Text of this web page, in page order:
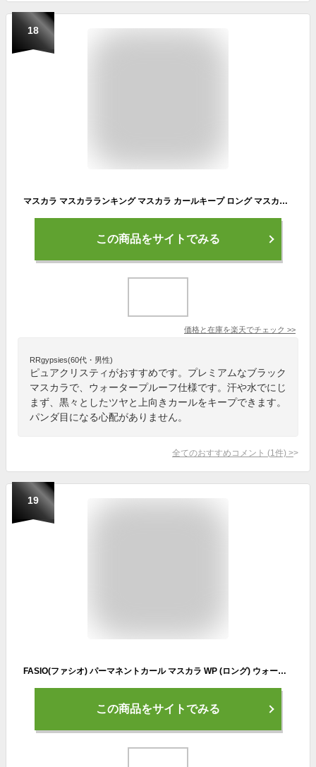
18
マスカラ マスカラランキング マスカラ カールキープ ロング マスカラランキング ボリューム ウォータープルーフ カール ロングラッシュ 黒々としたツヤと上向きカールで滲まない より長く、濃密なのにダマにもならない お湯で簡単オフ 限定2本セット
この商品をサイトでみる
価格と在庫を楽天でチェック >>
RRgypsies(60代・男性)
ピュアクリスティがおすすめです。プレミアムなブラック
マスカラで、ウォータープルーフ仕様です。汗や水でにじ
まず、黒々としたツヤと上向きカールをキープできます。
パンダ目になる心配がありません。
全てのおすすめコメント (1 件) >
19
FASIO(ファシオ) パーマネントカール マスカラ WP (ロング) ウォータープルーフ 02 ブラウン 7g
この商品をサイトでみる